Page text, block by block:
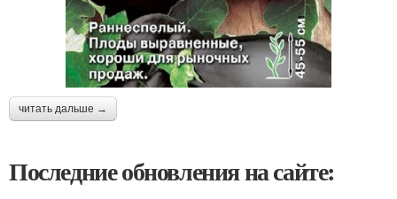
читать дальше →
Последние обновления на сайте: